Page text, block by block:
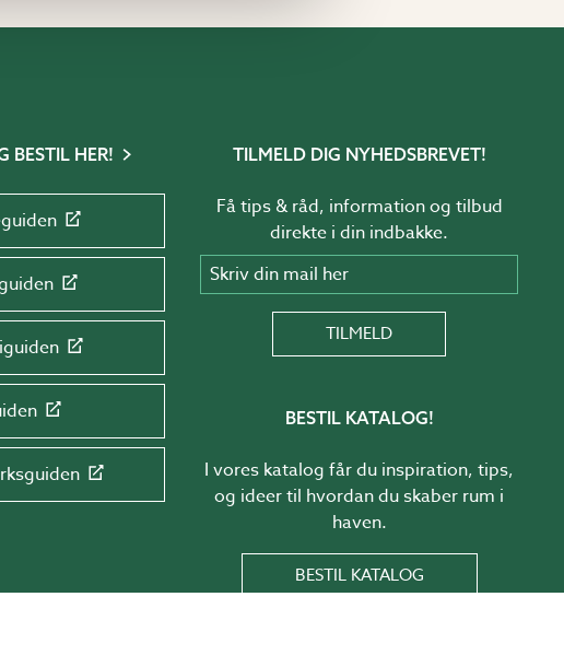
BESTIL HER! TILMELD DIG NYHEDSBREVET!
Få tips & råd, information og tilbud
direkte i din indbakke.
Skriv din mail her
TILMELD
BESTIL KATALOG!
I vores katalog får du inspiration, tips,
og ideer til hvordan du skaber rum i
haven.
BESTIL KATALOG